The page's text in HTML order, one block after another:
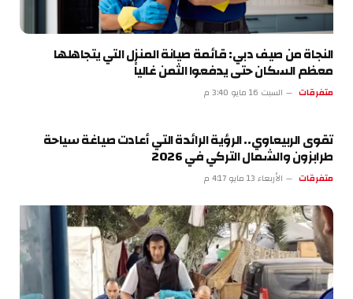
النجاة من صيف دبي: قائمة صيانة المنزل التي يتجاهلها
معظم السكان حتى يدفعوا الثمن غالياً
متفرقات السبت 16 مايو 3:40 م
تقوى الربيعاوي.. الرؤية الرائدة التي أعادت صياغة سياحة
طرابزون والشمال التركي في 2026
متفرقات الأربعاء 13 مايو 4:17 م